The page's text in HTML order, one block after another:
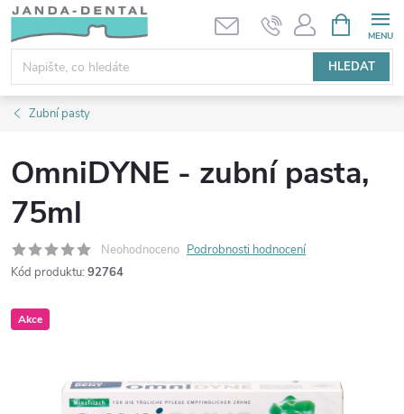
Přejít
obsah
HLEDAT
NÁKUPNÍ
KOŠÍK
Zubní pasty
OmniDYNE - zubní pasta,
75ml
Neohodnoceno Podrobnosti hodnocení
Kód produktu: 92764
Akce